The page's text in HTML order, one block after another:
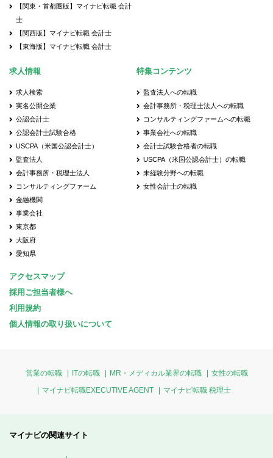
【関東・首都圏版】マイナビ転職 会計
士
【関西版】マイナビ転職 会計士
【東海版】マイナビ転職 会計士
求人情報
求人検索
実名公開企業
公認会計士
公認会計士試験合格
USCPA（米国公認会計士）
監査法人
会計事務所・税理士法人
コンサルティングファーム
金融機関
事業会社
東京都
大阪府
愛知県
特集コンテンツ
監査法人への転職
会計事務所・税理士法人への転職
コンサルティングファームへの転職
事業会社への転職
会計士試験合格者の転職
USCPA（米国公認会計士）の転職
未経験分野への転職
女性会計士の転職
アクセスマップ
採用ご担当者様へ
利用規約
個人情報の取り扱いについて
営業の転職 ITの転職 MR・メディカル業界の転職
女性の転職
マイナビ転職EXECUTIVE AGENT
マイナビ転職 税理士
マイナビの関連サイト